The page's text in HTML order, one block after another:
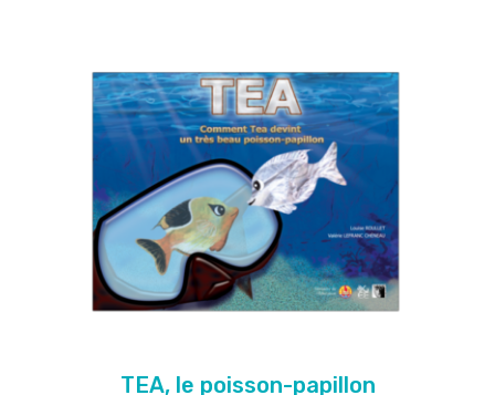
TEA, le poisson-papillon